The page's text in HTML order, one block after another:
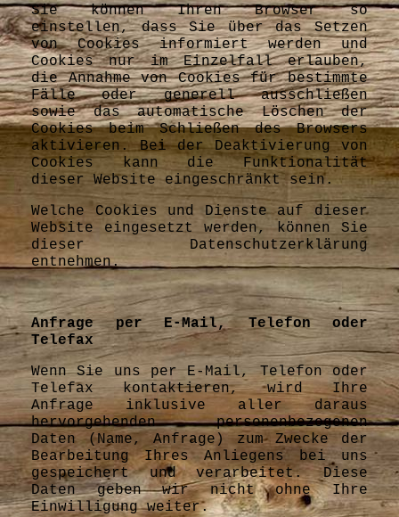
Sie können Ihren Browser so
einstellen, dass Sie über das Setzen
von Cookies informiert werden und
Cookies nur im Einzelfall erlauben,
die Annahme von Cookies für bestimmte
Fälle oder generell ausschließen
sowie das automatische Löschen der
Cookies beim Schließen des Browsers
aktivieren. Bei der Deaktivierung von
Cookies kann die Funktionalität
dieser Website eingeschränkt sein.
Welche Cookies und Dienste auf dieser
Website eingesetzt werden, können Sie
dieser Datenschutzerklärung
entnehmen.
Anfrage per E-Mail, Telefon oder
Telefax
Wenn Sie uns per E-Mail, Telefon oder
Telefax kontaktieren, wird Ihre
Anfrage inklusive aller daraus
hervorgehenden personenbezogenen
Daten (Name, Anfrage) zum Zwecke der
Bearbeitung Ihres Anliegens bei uns
gespeichert und verarbeitet. Diese
Daten geben wir nicht ohne Ihre
Einwilligung weiter.